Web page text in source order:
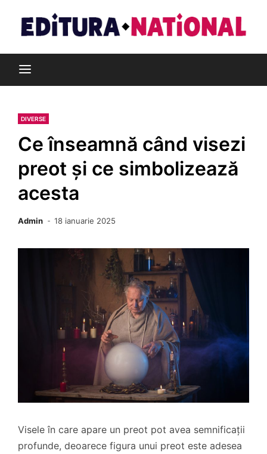
content
Editura Național
DIVERSE
Ce înseamnă când visezi
preot și ce simbolizează
acesta
Admin 18 ianuarie 2025
Visele în care apare un preot pot avea semnificații
profunde, deoarece figura unui preot este adesea